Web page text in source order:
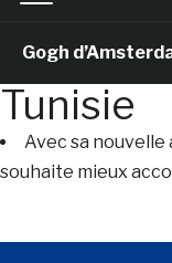
Tunisie
Avec sa nouvelle
souhaite mieux